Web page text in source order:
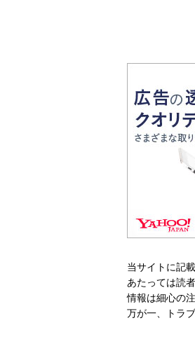
当サイトに記
あたっては読
情報は細心の
万が一、トラ